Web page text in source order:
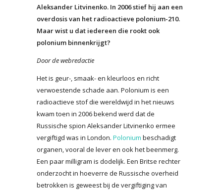
Aleksander Litvinenko. In 2006 stief hij aan een
overdosis van het radioactieve polonium-210.
Maar wist u dat iedereen die rookt ook
polonium binnenkrijgt?
Door de webredactie
Het is geur-, smaak- en kleurloos en richt
verwoestende schade aan. Polonium is een
radioactieve stof die wereldwijd in het nieuws
kwam toen in 2006 bekend werd dat de
Russische spion Aleksander Litvinenko ermee
vergiftigd was in London. Polonium beschadigt
organen, vooral de lever en ook het beenmerg.
Een paar milligram is dodelijk. Een Britse rechter
onderzocht in hoeverre de Russische overheid
betrokken is geweest bij de vergiftiging van